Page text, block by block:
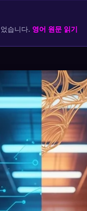
습니다. 영어 원문 읽기